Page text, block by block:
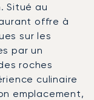
Situé au
offre à
sur les
par un
roches
culinaire
emplacement,